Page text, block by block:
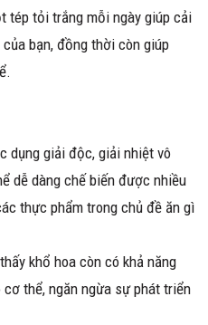
tép tỏi trắng mỗi ngày giúp cải
bạn, đồng thời còn giúp
dụng giải độc, giải nhiệt vô
dễ dàng chế biến được nhiều
thực phẩm trong chủ đề ăn gì
khổ hoa còn có khả năng
thể, ngăn ngừa sự phát triển